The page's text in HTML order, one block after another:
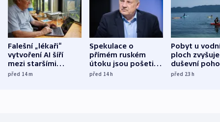
Falešní „lékaři“
vytvoření AI šíří
mezi staršími
Poláky nebezpečné
před 14m
Spekulace o
přímém ruském
útoku jsou pošetilé,
míní estonský
před 14h
Pobyt u
ploch zvyšuje
duševní
ukázala
před 23h